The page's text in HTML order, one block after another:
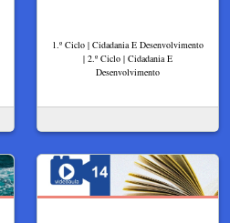
1.º Ciclo | Cidadania E Desenvolvimento
| 2.º Ciclo | Cidadania E
Desenvolvimento